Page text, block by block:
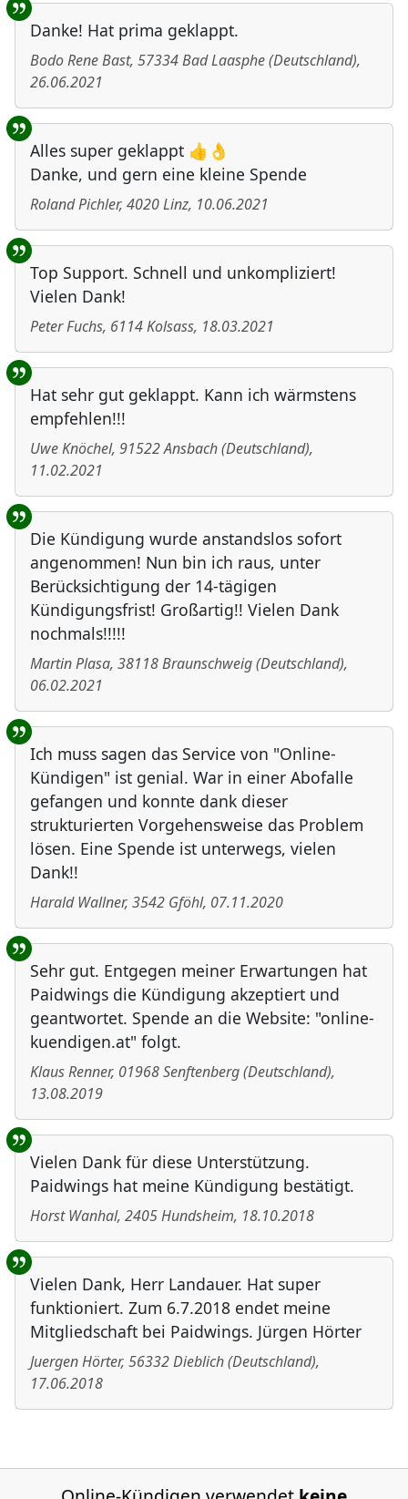
Danke! Hat prima geklappt.
Bodo Rene Bast, 57334Bad Laasphe(Deutschland),
26.06.2021
Alles super geklappt 👍👌
Danke, und gern eine kleine Spende
Roland Pichler, 4020Linz, 10.06.2021
Top Support. Schnell und unkompliziert!
Vielen Dank!
Peter Fuchs, 6114Kolsass, 18.03.2021
Hat sehr gut geklappt. Kann ich wärmstens
empfehlen!!!
Uwe Knöchel, 91522Ansbach(Deutschland),
11.02.2021
Die Kündigung wurde anstandslos sofort
angenommen! Nun bin ich raus, unter
Berücksichtigung der 14-tägigen
Kündigungsfrist! Großartig!! Vielen Dank
nochmals!!!!!
Martin Plasa, 38118Braunschweig(Deutschland),
06.02.2021
Ich muss sagen das Service von "Online-
Kündigen" ist genial. War in einer Abofalle
gefangen und konnte dank dieser
strukturierten Vorgehensweise das Problem
lösen. Eine Spende ist unterwegs, vielen
Dank!!
Harald Wallner, 3542 Gföhl, 07.11.2020
Sehr gut. Entgegen meiner Erwartungen hat
Paidwings die Kündigung akzeptiert und
geantwortet. Spende an die Website: "online-
kuendigen.at" folgt.
Klaus Renner, 01968Senftenberg(Deutschland),
13.08.2019
Vielen Dank für diese Unterstützung.
Paidwings hat meine Kündigung bestätigt.
Horst Wanhal, 2405Hundsheim, 18.10.2018
Vielen Dank, Herr Landauer. Hat super
funktioniert. Zum 6.7.2018 endet meine
Mitgliedschaft bei Paidwings. Jürgen Hörter
Juergen Hörter, 56332Dieblich(Deutschland),
17.06.2018